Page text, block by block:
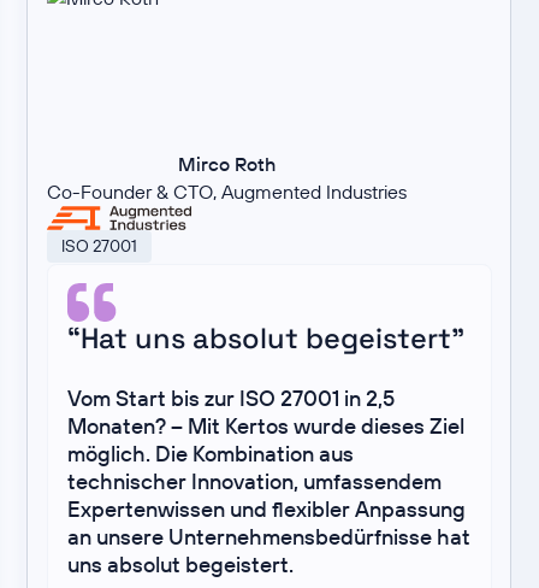
Mirco Roth
Co-Founder & CTO, Augmented Industries
ISO 27001
“Hat uns absolut begeistert”
Vom Start bis zur ISO 27001 in 2,5
Monaten? – Mit Kertos wurde dieses Ziel
möglich. Die Kombination aus
technischer Innovation, umfassendem
Expertenwissen und flexibler Anpassung
an unsere Unternehmensbedürfnisse hat
uns absolut begeistert.